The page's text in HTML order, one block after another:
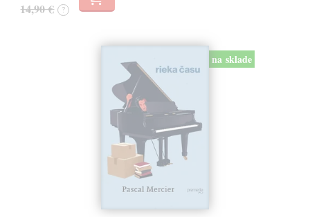
14,90 € ?
na sklade